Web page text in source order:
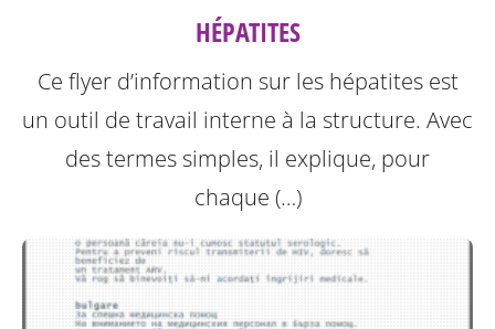
HÉPATITES
Ce flyer d’information sur les hépatites est
un outil de travail interne à la structure. Avec
des termes simples, il explique, pour
chaque (…)